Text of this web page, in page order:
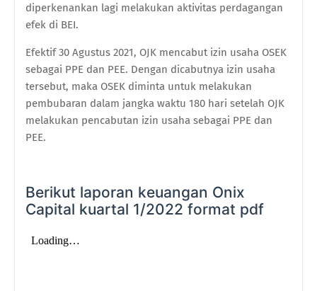
diperkenankan lagi melakukan aktivitas perdagangan
efek di BEI.
Efektif 30 Agustus 2021, OJK mencabut izin usaha OSEK
sebagai PPE dan PEE. Dengan dicabutnya izin usaha
tersebut, maka OSEK diminta untuk melakukan
pembubaran dalam jangka waktu 180 hari setelah OJK
melakukan pencabutan izin usaha sebagai PPE dan
PEE.
Berikut laporan keuangan Onix
Capital kuartal 1/2022 format pdf